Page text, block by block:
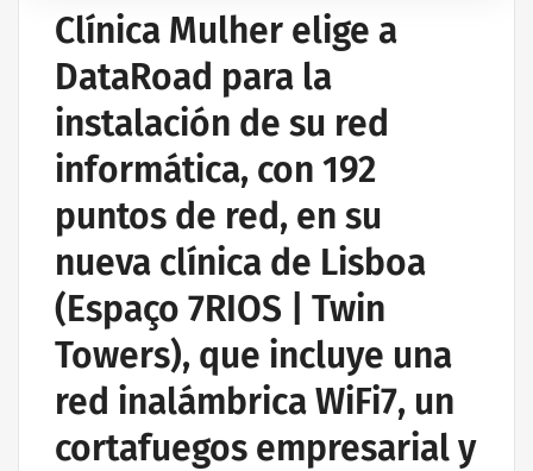
Clínica Mulher elige a
DataRoad para la
instalación de su red
informática, con 192
puntos de red, en su
nueva clínica de Lisboa
(Espaço 7RIOS | Twin
Towers), que incluye una
red inalámbrica WiFi7, un
cortafuegos empresarial y